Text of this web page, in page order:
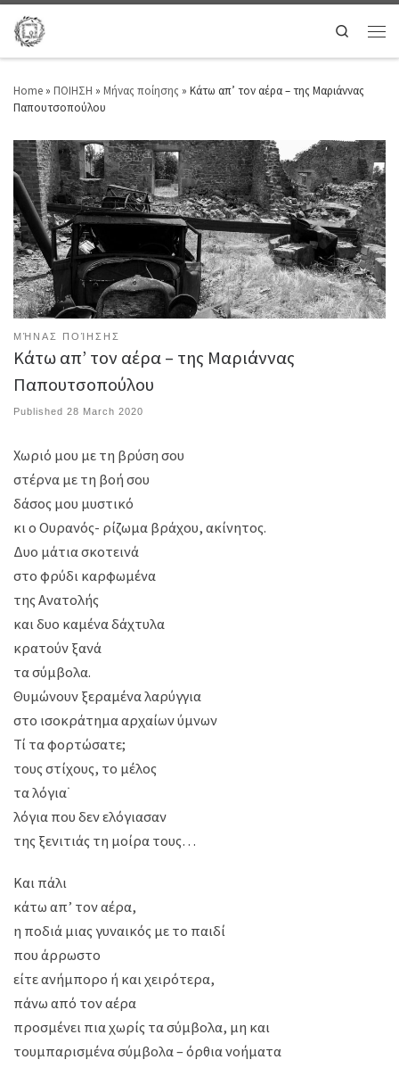
Search
Home » ΠΟΙΗΣΗ » Μήνας ποίησης » Κάτω απ’ τον αέρα – της Μαριάννας
Παπουτσοπούλου
ΜΉΝΑΣ ΠΟΊΗΣΗΣ
Κάτω απ’ τον αέρα – της Μαριάννας
Παπουτσοπούλου
Published 28 March 2020
Χωριό μου με τη βρύση σου
στέρνα με τη βοή σου
δάσος μου μυστικό
κι o Ουρανός- ρίζωμα βράχου, ακίνητος.
Δυο μάτια σκοτεινά
στο φρύδι καρφωμένα
της Ανατολής
και δυο καμένα δάχτυλα
κρατούν ξανά
τα σύμβολα.
Θυμώνουν ξεραμένα λαρύγγια
στο ισοκράτημα αρχαίων ύμνων
Τί τα φορτώσατε;
τους στίχους, το μέλος
τα λόγια˙
λόγια που δεν ελόγιασαν
της ξενιτιάς τη μοίρα τους…
Και πάλι
κάτω απ’ τον αέρα,
η ποδιά μιας γυναικός με το παιδί
που άρρωστο
είτε ανήμπορο ή και χειρότερα,
πάνω από τον αέρα
προσμένει πια χωρίς τα σύμβολα, μη και
τουμπαρισμένα σύμβολα – όρθια νοήματα